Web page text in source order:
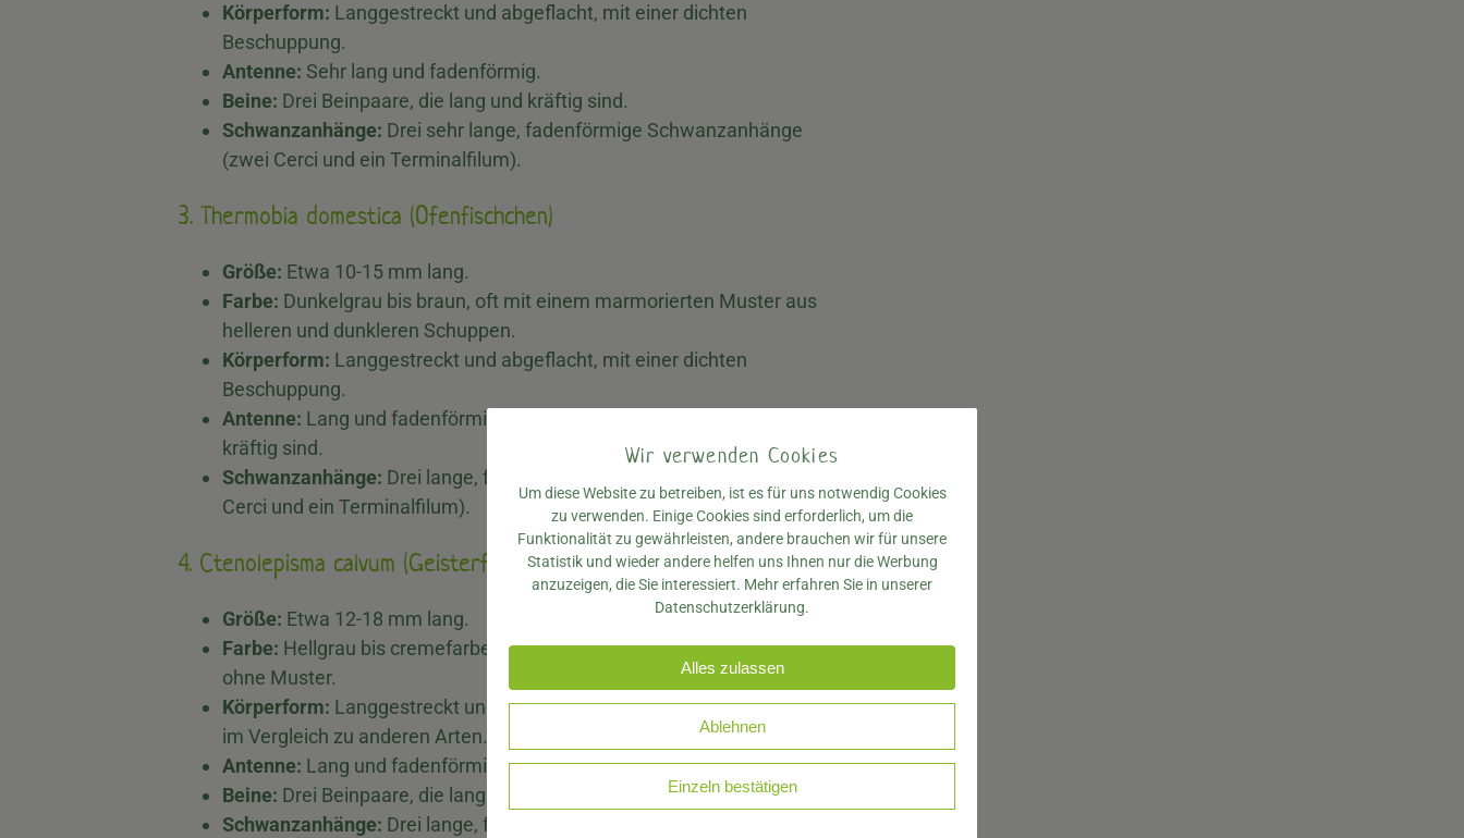
Körperform: Langgestreckt und abgeflacht, mit einer dichten
Beschuppung.
Antenne: Sehr lang und fadenförmig.
Beine: Drei Beinpaare, die lang und kräftig sind.
Schwanzanhänge: Drei sehr lange, fadenförmige Schwanzanhänge
(zwei Cerci und ein Terminalfilum).
3. Thermobia domestica (Ofenfischchen)
Größe: Etwa 10-15 mm lang.
Farbe: Dunkelgrau bis braun, oft mit einem marmorierten Muster aus
helleren und dunkleren Schuppen.
Körperform: Langgestreckt und abgeflacht, mit einer dichten
Beschuppung.
Antenne: Lang und fadenförmig. – Beine: Drei Beinpaare, die lang und
kräftig sind.
Schwanzanhänge: Drei lange, fadenförmige Schwanzanhänge (zwei
Cerci und ein Terminalfilum).
4. Ctenolepisma calvum (Geisterfischchen)
Größe: Etwa 12-18 mm lang.
Farbe: Hellgrau bis cremefarben, oft mit einer gleichmäßigen Färbung
ohne Muster.
Körperform: Langgestreckt und abgeflacht, mit einer glatten Oberfläche
im Vergleich zu anderen Arten.
Antenne: Lang und fadenförmig.
Beine: Drei Beinpaare, die lang und schlank sind.
Schwanzanhänge: Drei lange, fadenförmige Schwanzanhänge (zwei
Wir verwenden Cookies
Um diese Website zu betreiben, ist es für uns notwendig Cookies
zu verwenden. Einige Cookies sind erforderlich, um die
Funktionalität zu gewährleisten, andere brauchen wir für unsere
Statistik und wieder andere helfen uns Ihnen nur die Werbung
anzuzeigen, die Sie interessiert. Mehr erfahren Sie in unserer
Datenschutzerklärung.
Alles zulassen
Ablehnen
Einzeln bestätigen